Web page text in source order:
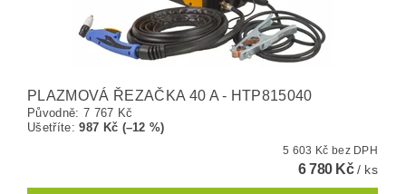
PLAZMOVÁ ŘEZAČKA 40 A - HTP815040
Původně: 7 767 Kč
Ušetříte:987 Kč (–12 %)
5 603 Kč bez DPH
6 780 Kč/ ks